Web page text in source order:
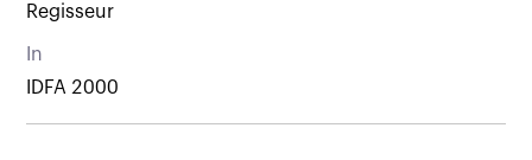
Regisseur
In
IDFA 2000